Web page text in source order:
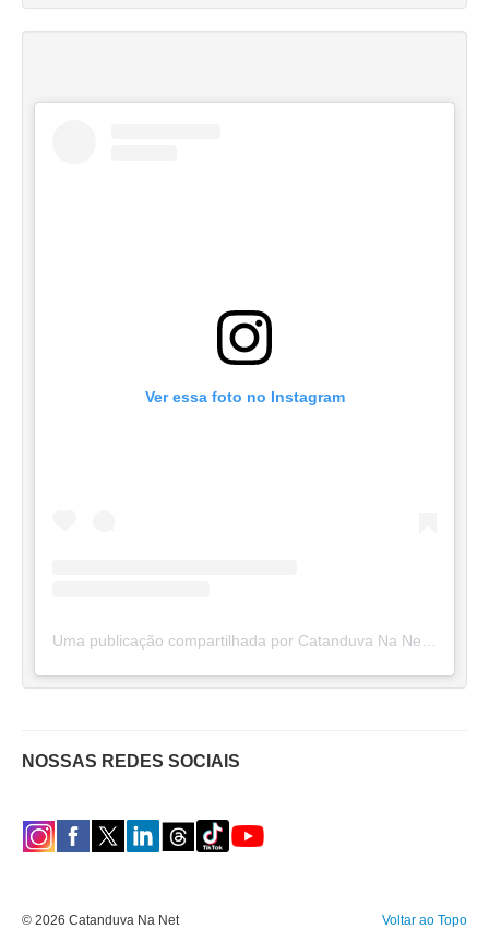
Ver essa foto no Instagram
NOSSAS REDES SOCIAIS
Voltar ao Topo
© 2026 Catanduva Na Net